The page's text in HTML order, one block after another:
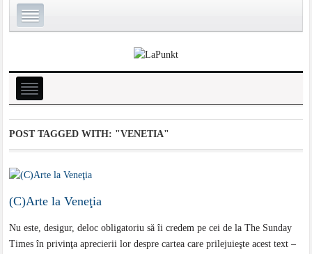
POST TAGGED WITH: "VENETIA"
(C)Arte la Veneţia
Nu este, desigur, deloc obligatoriu să îi credem pe cei de la The Sunday
Times în privinţa aprecierii lor despre cartea care prilejuieşte acest text –